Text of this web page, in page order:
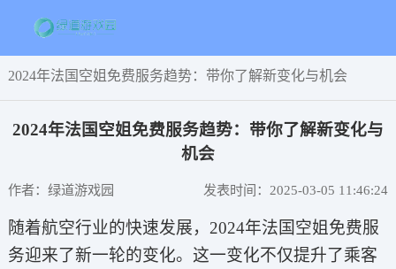
2024年法国空姐免费服务趋势：带你了解新变化与机会
2024年法国空姐免费服务趋势：带你了解新变化与
机会
作者：绿道游戏园 发表时间：2025-03-05 11:46:24
随着航空行业的快速发展，2024年法国空姐免费服
务迎来了新一轮的变化。这一变化不仅提升了乘客